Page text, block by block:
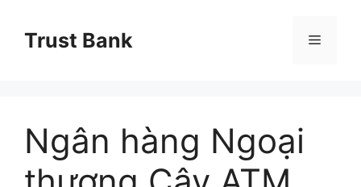
Trust Bank Menu
Ngân hàng Ngoại